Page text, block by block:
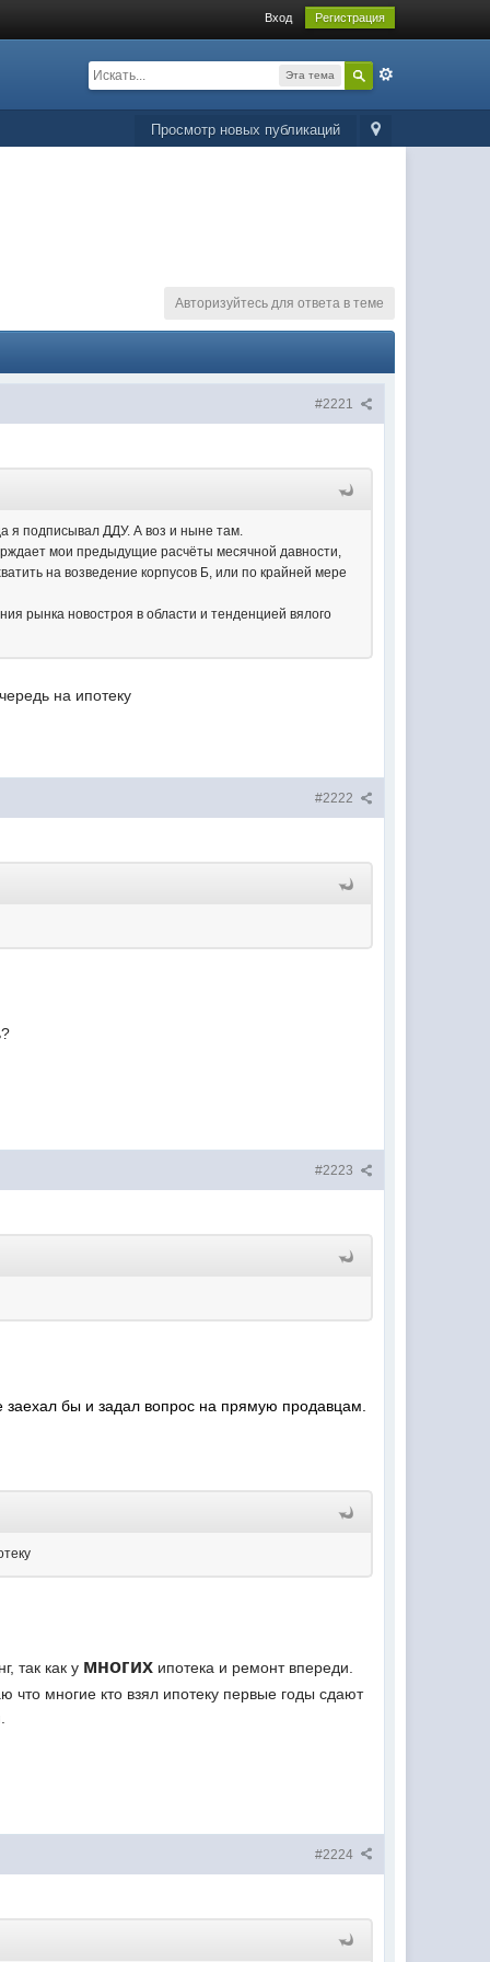
Вход Регистрация
Эта тема
Просмотр новых публикаций
Авторизуйтесь для ответа в теме
#2221
я подписывал ДДУ. А воз и ныне там.
мои предыдущие расчёты месячной давности,
на возведение корпусов Б, или по крайней мере
рынка новостроя в области и тенденцией вялого
на ипотеку
#2222
#2223
бы и задал вопрос на прямую продавцам.
так как у многих ипотека и ремонт впереди.
что многие кто взял ипотеку первые годы сдают
#2224